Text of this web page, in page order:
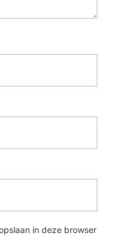
in deze browser